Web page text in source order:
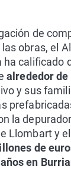
de
obras, el
ha calificado
alrededor
y sus
la
Llombart y
de
en